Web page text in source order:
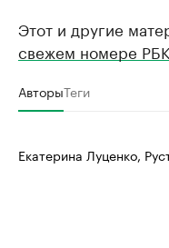
Этот и другие
свежем номере
АвторыТеги
Екатерина Луценко,